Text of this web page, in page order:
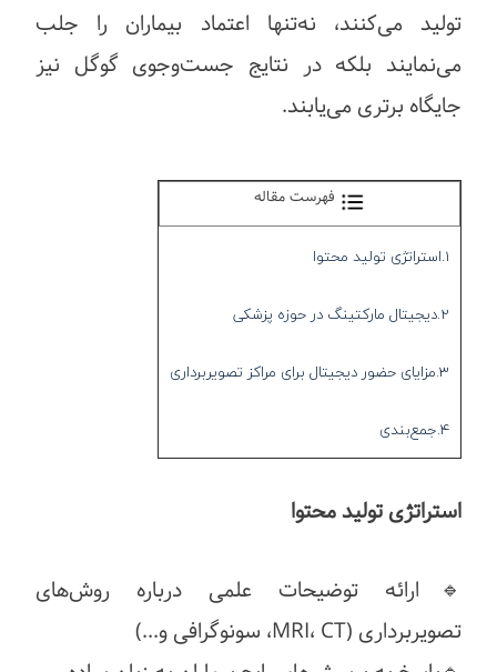
تولید می‌کنند، نه‌تنها اعتماد بیماران را جلب
می‌نمایند بلکه در نتایج جست‌وجوی گوگل نیز
جایگاه برتری می‌یابند.
فهرست مقاله
1.استراتژی تولید محتوا
2.دیجیتال مارکتینگ در حوزه پزشکی
3.مزایای حضور دیجیتال برای مراکز تصویربرداری
4.جمع‌بندی
استراتژی تولید محتوا
🔹ارائه توضیحات علمی درباره روش‌های
تصویربرداری (MRI، CT، سونوگرافی و...)